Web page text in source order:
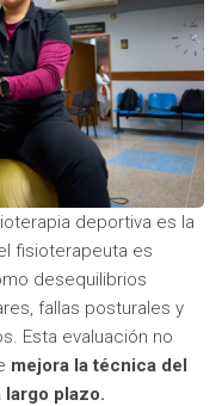
deportiva es la
fisioterapeuta es
desequilibrios
fallas posturales y
Esta evaluación no
mejora la técnica del
plazo.